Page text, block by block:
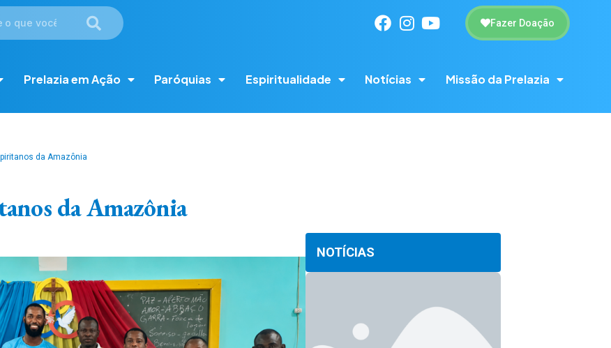
Fazer Doação
Prelazia em Ação Paróquias Espiritualidade Notícias Missão da Prelazia
da Amazônia
da Amazônia
NOTÍCIAS